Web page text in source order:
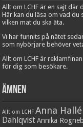
Allt om LCHF är en sajt där
Här kan du läsa om vad du
vilken mat du ska äta.
Vi har funnits på nätet
som nybörjare behöver
Allt om LCHF är
för dig som besökare.
Ämnen
Allt om LCHF Anna
Dahlqvist Annika